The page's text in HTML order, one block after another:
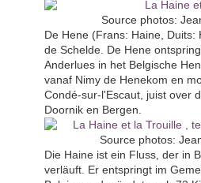
Source photos:
De Hene (Frans: Haine, Duits:
de Schelde. De Hene
Anderlues in het Belgische
vanaf Nimy de Henekom en
Condé-sur-l'Escaut, juist over
Doornik en Bergen.
Source photos:
Die Haine ist ein Fluss, der in
verläuft. Er entspringt im